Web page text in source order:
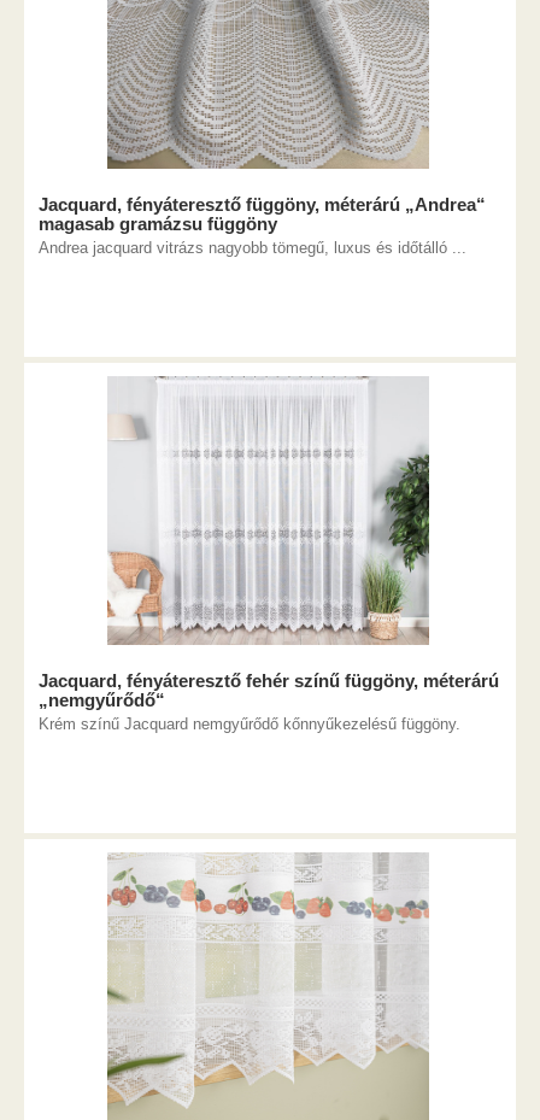
Jacquard, fényáteresztő függöny, méterárú „Andrea“
magasab gramázsu függöny
Andrea jacquard vitrázs nagyobb tömegű, luxus és időtálló ...
Jacquard, fényáteresztő fehér színű függöny, méterárú
„nemgyűrődő“
Krém színű Jacquard nemgyűrődő kőnnyűkezelésű függöny.